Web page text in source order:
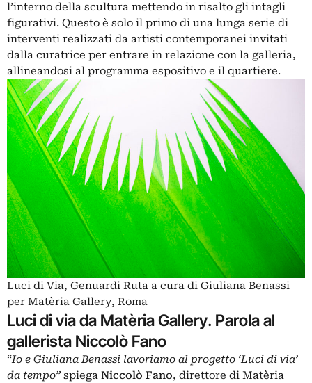
l’interno della scultura mettendo in risalto gli intagli
figurativi. Questo è solo il primo di una lunga serie di
interventi realizzati da artisti contemporanei invitati
dalla curatrice per entrare in relazione con la galleria,
allineandosi al programma espositivo e il quartiere.
Luci di Via, Genuardi Ruta a cura di Giuliana Benassi
per Matèria Gallery, Roma
Luci di via da Matèria Gallery. Parola al
gallerista Niccolò Fano
“Io e Giuliana Benassi lavoriamo al progetto ‘Luci di via’
da tempo” spiega Niccolò Fano, direttore di Matèria